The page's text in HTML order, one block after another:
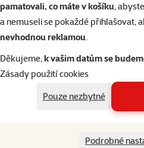
pamatovali, co máte v košíku,
a nemuseli se pokaždé přihlašovat,
nevhodnou reklamou.
Děkujeme,k vašim datům se
Zásady použití cookies
Pouze nezbytné
Podrobné
Velikost psa
Materiál
Polyester, Textil,
Barva
Typ pelíšku
Pelech s